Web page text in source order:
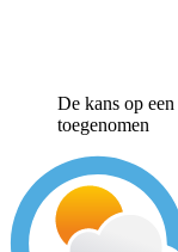
De kans op
toegenomen